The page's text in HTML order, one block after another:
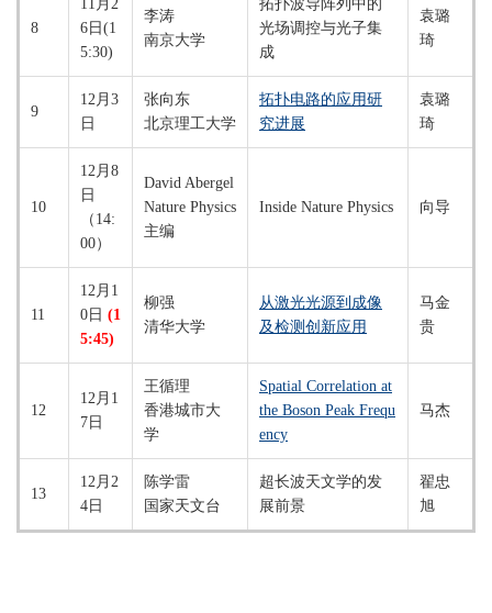
8
11月2
6日(1
5:30)
李涛
南京大学
拓扑波导阵列中的
光场调控与光子集
成
袁璐
琦
9
12月3
日
张向东
北京理工大学
拓扑电路的应用研
究进展
袁璐
琦
10
12月8
日
（14:
00）
David Abergel
Nature Physics
主编
Inside Nature Physics 向导
11
12月1
0日 (1
5:45)
柳强
清华大学
从激光光源到成像
及检测创新应用
马金
贵
12
12月1
7日
王循理
香港城市大
学
Spatial Correlation at
the Boson Peak Frequ
ency
马杰
13
12月2
4日
陈学雷
国家天文台
超长波天文学的发
展前景
翟忠
旭